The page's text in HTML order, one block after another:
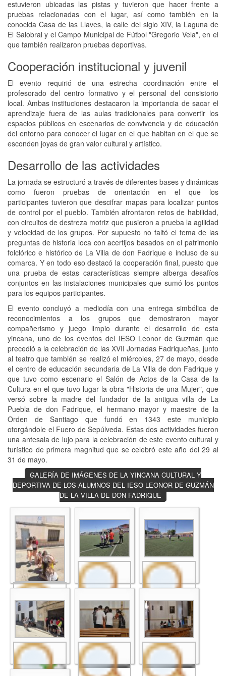
estuvieron ubicadas las pistas y tuvieron que hacer frente a
pruebas relacionadas con el lugar, así como también en la
conocida Casa de las Llaves, la calle del siglo XIV, la Laguna de
El Salobral y el Campo Municipal de Fútbol "Gregorio Vela", en el
que también realizaron pruebas deportivas.
Cooperación institucional y juvenil
El evento requirió de una estrecha coordinación entre el
profesorado del centro formativo y el personal del consistorio
local. Ambas instituciones destacaron la importancia de sacar el
aprendizaje fuera de las aulas tradicionales para convertir los
espacios públicos en escenarios de convivencia y de educación
del entorno para conocer el lugar en el que habitan en el que se
esconden joyas de gran valor cultural y artístico.
Desarrollo de las actividades
La jornada se estructuró a través de diferentes bases y dinámicas
como fueron pruebas de orientación en el que los
participantes tuvieron que descifrar mapas para localizar puntos
de control por el pueblo. También afrontaron retos de habilidad,
con circuitos de destreza motriz que pusieron a prueba la agilidad
y velocidad de los grupos. Por supuesto no faltó el tema de las
preguntas de historia loca con acertijos basados en el patrimonio
folclórico e histórico de La Villa de don Fadrique e incluso de su
comarca. Y en todo eso destacó la cooperación final, puesto que
una prueba de estas características siempre alberga desafíos
conjuntos en las instalaciones municipales que sumó los puntos
para los equipos participantes.
El evento concluyó a mediodía con una entrega simbólica de
reconocimientos a los grupos que demostraron mayor
compañerismo y juego limpio durante el desarrollo de esta
yincana, uno de los eventos del IESO Leonor de Guzmán que
precedió a la celebración de las XVII Jornadas Fadriqueñas, junto
al teatro que también se realizó el miércoles, 27 de mayo, desde
el centro de educación secundaria de La Villa de don Fadrique y
que tuvo como escenario el Salón de Actos de la Casa de la
Cultura en el que tuvo lugar la obra "Historia de una Mujer", que
versó sobre la madre del fundador de la antigua villa de La
Puebla de don Fadrique, el hermano mayor y maestre de la
Orden de Santiago que fundó en 1343 este municipio
otorgándole el Fuero de Sepúlveda. Estas dos actividades fueron
una antesala de lujo para la celebración de este evento cultural y
turístico de primera magnitud que se celebró este año del 29 al
31 de mayo.
GALERÍA DE IMÁGENES DE LA YINCANA CULTURAL Y
DEPORTIVA DE LOS ALUMNOS DEL IESO LEONOR DE GUZMÁN
DE LA VILLA DE DON FADRIQUE